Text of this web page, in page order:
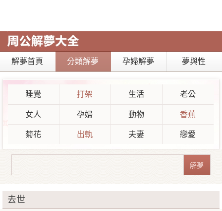
解夢首頁 分類解夢 孕婦解夢 夢與性
睡覺 打架 生活 老公
女人 孕婦 動物 香蕉
菊花 出軌 夫妻 戀愛
去世